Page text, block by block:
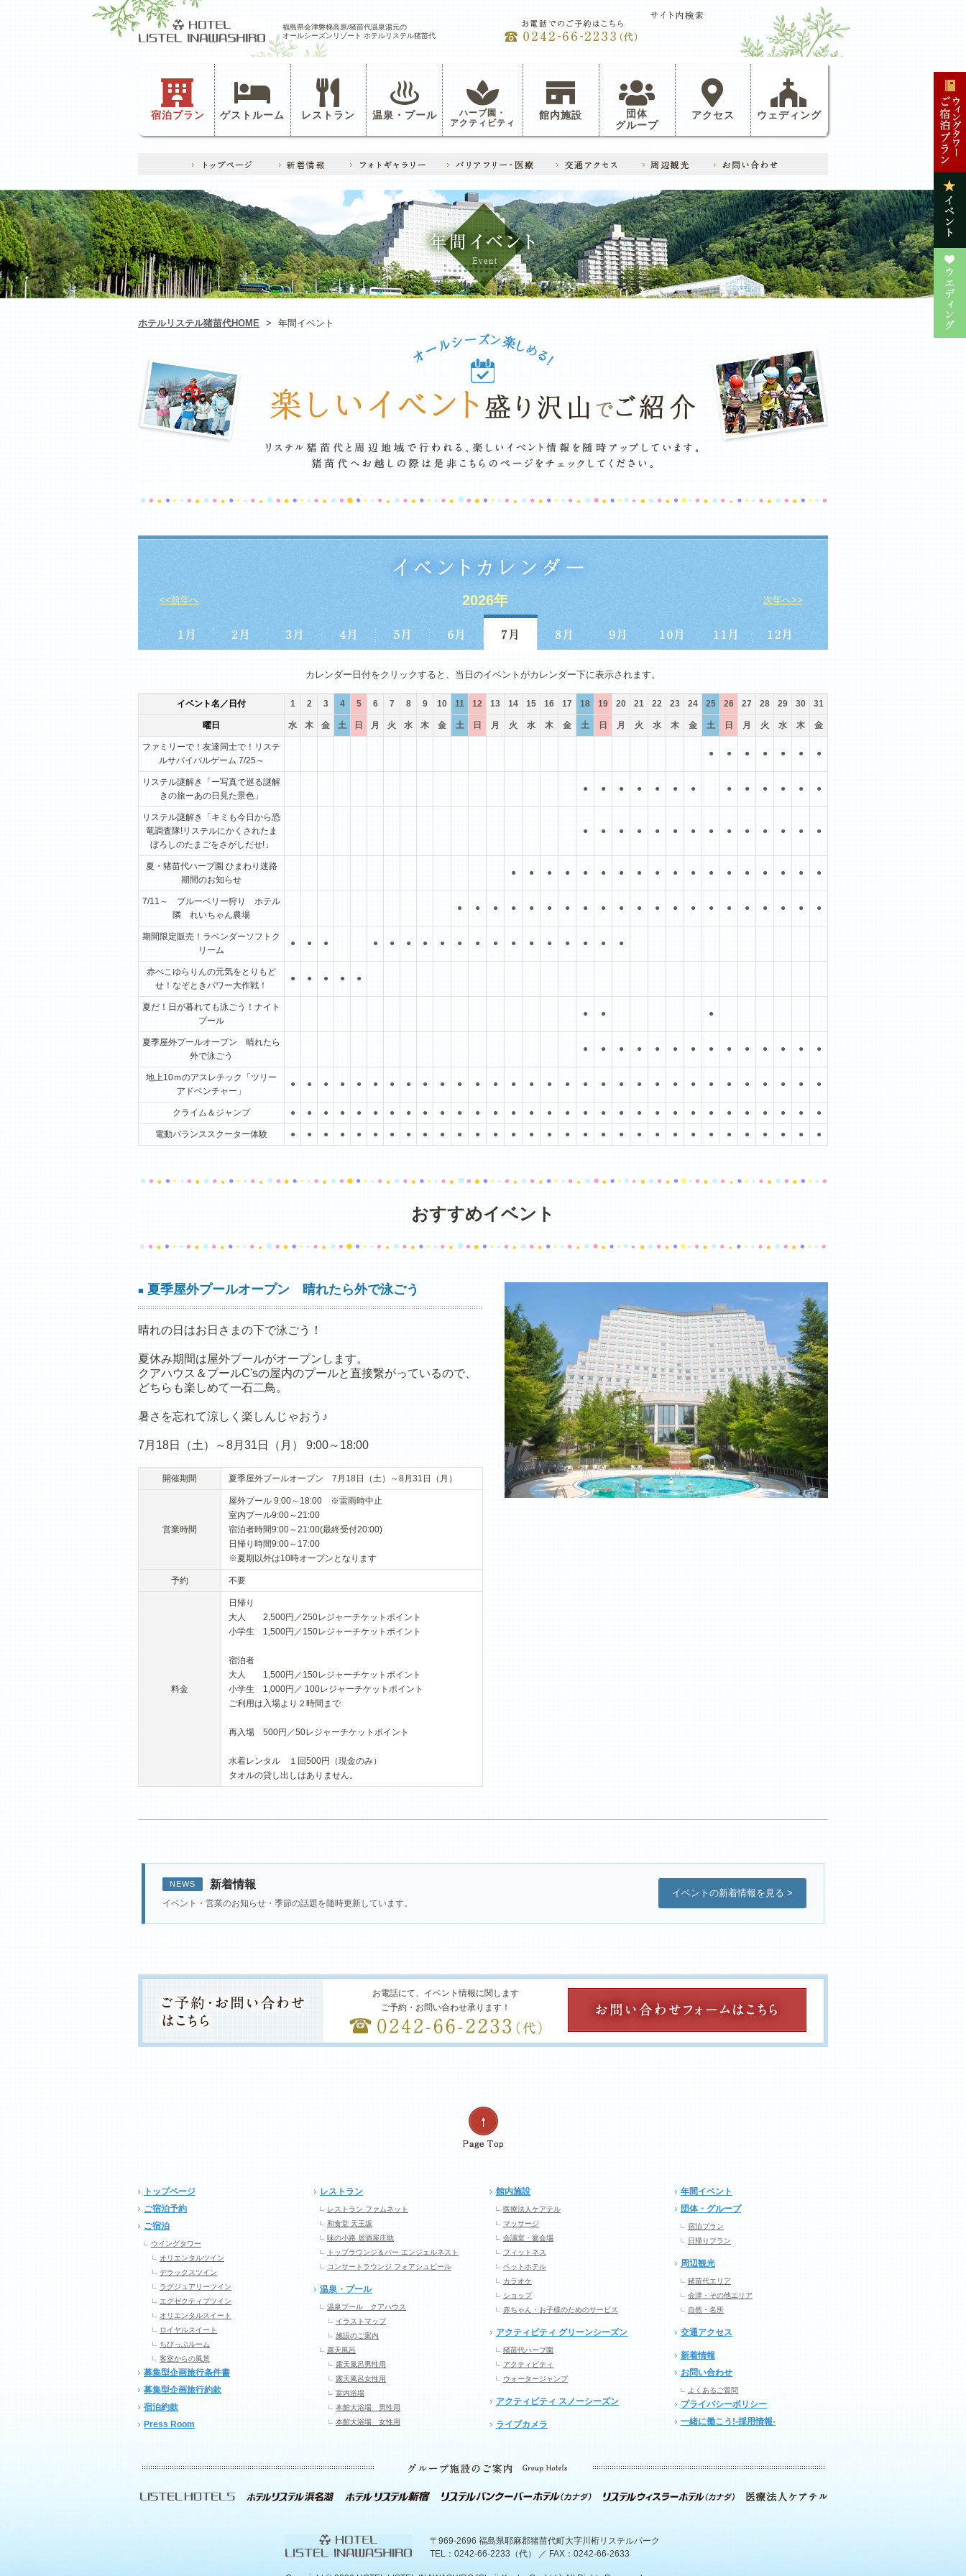
福島県会津磐梯高原/猪苗代温泉湯元の
オールシーズンリゾート ホテルリステル猪苗代
宿泊プラン ゲストルーム レストラン 温泉・プール ハーブ園・
アクティビティ
館内施設
団体
グループ
アクセス ウェディング
ホテルリステル猪苗代HOME > 年間イベント
<<前年へ 2026年 次年へ>>
カレンダー日付をクリックすると、当日のイベントがカレンダー下に表示されます。
イベント名／日付 1 2 3 4 5 6 7 8 9 10 11 12 13 14 15 16 17 18 19 20 21 22 23 24 25 26 27 28 29 30 31
曜日 水 木 金 土 日 月 火 水 木 金 土 日 月 火 水 木 金 土 日 月 火 水 木 金 土 日 月 火 水 木 金
ファミリーで！友達同士で！リステ
ルサバイバルゲーム 7/25～
● ● ● ● ● ● ●
リステル謎解き「ー写真で巡る謎解
きの旅ーあの日見た景色」
● ● ● ● ● ● ● ● ● ● ● ● ●
リステル謎解き「キミも今日から恐
竜調査隊!リステルにかくされたま
ぼろしのたまごをさがしだせ!」
● ● ● ● ● ● ● ● ● ● ● ● ● ●
夏・猪苗代ハーブ園 ひまわり迷路
期間のお知らせ
● ● ● ● ● ● ● ● ● ● ● ● ● ● ● ● ● ●
7/11～ ブルーベリー狩り ホテル
隣 れいちゃん農場
● ● ● ● ● ● ● ● ● ● ● ● ● ● ● ● ● ● ● ● ●
期間限定販売！ラベンダーソフトク
リーム
● ● ● ● ● ● ● ● ● ● ● ● ● ● ● ● ● ●
赤べこゆらりんの元気をとりもど
せ！なぞときパワー大作戦！
● ● ● ● ●
夏だ！日が暮れても泳ごう！ナイト
プール
● ● ●
夏季屋外プールオープン 晴れたら
外で泳ごう
● ● ● ● ● ● ● ● ● ● ● ● ● ●
地上10ｍのアスレチック「ツリー
アドベンチャー」
● ● ● ● ● ● ● ● ● ● ● ● ● ● ● ● ● ● ● ● ● ● ● ● ● ● ● ● ● ● ●
クライム＆ジャンプ ● ● ● ● ● ● ● ● ● ● ● ● ● ● ● ● ● ● ● ● ● ● ● ● ● ● ● ● ● ● ●
電動バランススクーター体験 ● ● ● ● ● ● ● ● ● ● ● ● ● ● ● ● ● ● ● ● ● ● ● ● ● ● ● ● ● ● ●
おすすめイベント
■ 夏季屋外プールオープン 晴れたら外で泳ごう
晴れの日はお日さまの下で泳ごう！
夏休み期間は屋外プールがオープンします。
クアハウス＆プールC'sの屋内のプールと直接繋がっているので、
どちらも楽しめて一石二鳥。
暑さを忘れて涼しく楽しんじゃおう♪
7月18日（土）～8月31日（月） 9:00～18:00
開催期間 夏季屋外プールオープン 7月18日（土）～8月31日（月）
営業時間
屋外プール 9:00～18:00 ※雷雨時中止
室内プール9:00～21:00
宿泊者時間9:00～21:00(最終受付20:00)
日帰り時間9:00～17:00
※夏期以外は10時オープンとなります
予約 不要
料金
日帰り
大人 2,500円／250レジャーチケットポイント
小学生 1,500円／150レジャーチケットポイント
宿泊者
大人 1,500円／150レジャーチケットポイント
小学生 1,000円／ 100レジャーチケットポイント
ご利用は入場より２時間まで
再入場 500円／50レジャーチケットポイント
水着レンタル １回500円（現金のみ）
タオルの貸し出しはありません。
NEWS 新着情報
イベント・営業のお知らせ・季節の話題を随時更新しています。
イベントの新着情報を見る >
お電話にて、イベント情報に関します
ご予約・お問い合わせ承ります！
トップページ
ご宿泊予約
ご宿泊
ウイングタワー
オリエンタルツイン
デラックスツイン
ラグジュアリーツイン
エグゼクティブツイン
オリエンタルスイート
ロイヤルスイート
ちびっぷルーム
客室からの風景
募集型企画旅行条件書
募集型企画旅行約款
宿泊約款
Press Room
レストラン
レストラン ファムネット
和食堂 天王坂
味の小路 居酒屋庄助
トップラウンジ＆バー エンジェルネスト
コンサートラウンジ フォアシュピール
温泉・プール
温泉プール クアハウス
イラストマップ
施設のご案内
露天風呂
露天風呂男性用
露天風呂女性用
室内浴場
本館大浴場 男性用
本館大浴場 女性用
館内施設
医療法人ケアテル
マッサージ
会議室・宴会場
フィットネス
ペットホテル
カラオケ
ショップ
赤ちゃん・お子様のためのサービス
アクティビティ グリーンシーズン
猪苗代ハーブ園
アクティビティ
ウォータージャンプ
アクティビティ スノーシーズン
ライブカメラ
年間イベント
団体・グループ
宿泊プラン
日帰りプラン
周辺観光
猪苗代エリア
会津・その他エリア
自然・名所
交通アクセス
新着情報
お問い合わせ
よくあるご質問
プライバシーポリシー
一緒に働こう!-採用情報-
〒969-2696 福島県耶麻郡猪苗代町大字川桁リステルパーク
TEL：0242-66-2233（代） ／ FAX：0242-66-2633